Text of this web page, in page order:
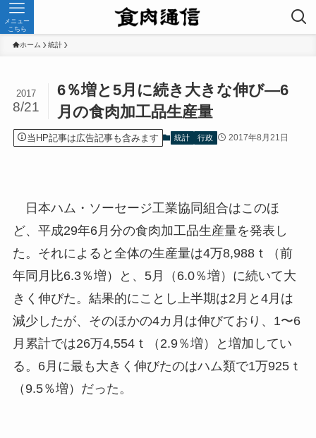
メニュー
こちら
ホーム 統計
6％増と5月に続き大きな伸び—6
月の食肉加工品生産量
2017
8/21
当HP記事は広告記事も含みます 統計 行政 2017年8月21日
日本ハム・ソーセージ工業協同組合はこのほ
ど、平成29年6月分の食肉加工品生産量を発表し
た。それによると全体の生産量は4万8,988ｔ（前
年同月比6.3％増）と、5月（6.0％増）に続いて大
きく伸びた。結果的にことし上半期は2月と4月は
減少したが、そのほかの4カ月は伸びており、1〜6
月累計では26万4,554ｔ（2.9％増）と増加してい
る。6月に最も大きく伸びたのはハム類で1万925ｔ
（9.5％増）だった。